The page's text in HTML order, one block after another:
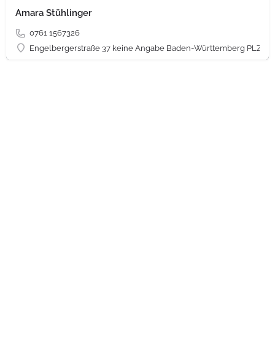
Amara Stühlinger
0761 1567326
Engelbergerstraße 37 keine Angabe Baden-Württemberg PLZ